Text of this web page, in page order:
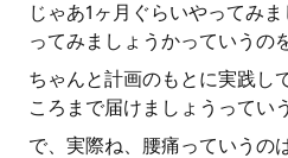
じゃあ1ヶ月ぐらいやってみ
ってみましょうかっていうのを
ちゃんと計画のもとに実践し
ころまで届けましょうってい
で、実際ね、腰痛っていうの